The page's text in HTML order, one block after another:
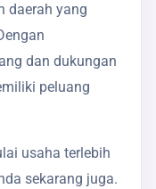
daerah yang
dan dukungan
peluang
usaha terlebih
sekarang juga.